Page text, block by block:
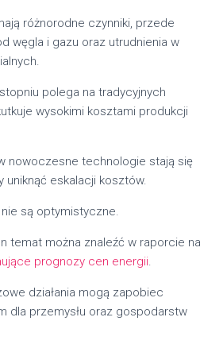
różnorodne czynniki, przede
węgla i gazu oraz utrudnienia w
polega na tradycyjnych
wysokimi kosztami produkcji
nowoczesne technologie stają się
uniknąć eskalacji kosztów.
są optymistyczne.
temat można znaleźć w raporcie na
prognozy cen energii.
działania mogą zapobiec
dla przemysłu oraz gospodarstw